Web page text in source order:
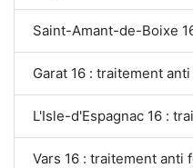
Saint-Amant-de-Boixe
Garat 16 : traitement
L'Isle-d'Espagnac 16 :
Vars 16 : traitement anti